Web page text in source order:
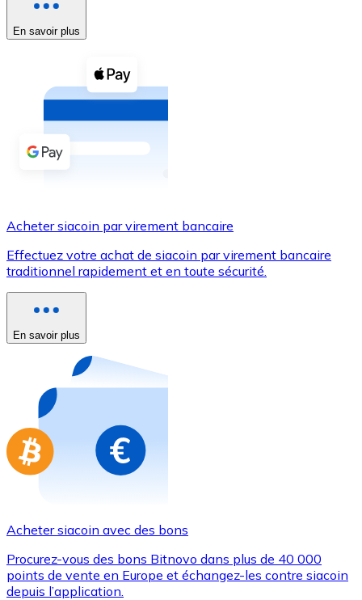
Voir toutes
Coupons crypto
Achetez des cryptomonnaies en espèces et d'autres
Acheter avec espèces
Virement SEPA
Utilisez les cartes Visa et Mastercard pour acheter
Acheter avec carte
Nouveau
Achetez des cartes-cadeaux de vos marques
Aller à la boutique de cartes-cadeaux
En savoir plus
Acheter siacoin par virement bancaire
Effectuez votre achat de siacoin par virement bancaire
traditionnel rapidement et en toute sécurité.
En savoir plus
Acheter siacoin avec des bons
Procurez-vous des bons Bitnovo dans plus de 40 000
points de vente en Europe et échangez-les contre siacoin
depuis l’application.